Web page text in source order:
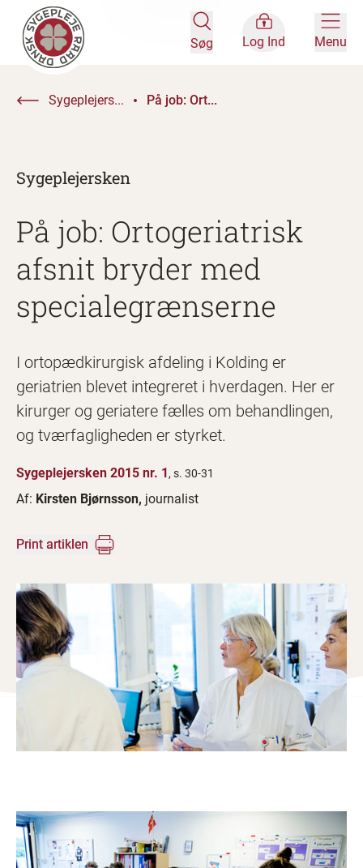
Søg Log Ind Menu
Sygeplejers... På job: Ort...
Sygeplejersken
På job: Ortogeriatrisk
afsnit bryder med
specialegrænserne
I ortopædkirurgisk afdeling i Kolding er
geriatrien blevet integreret i hverdagen. Her er
kirurger og geriatere fælles om behandlingen,
og tværfagligheden er styrket.
Sygeplejersken 2015 nr. 1, s. 30-31
Af: Kirsten Bjørnsson, journalist
Print artiklen